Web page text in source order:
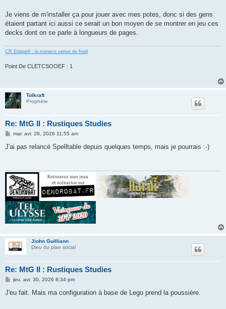
Je viens de m'installer ça pour jouer avec mes potes, donc si des gens
étaient partant ici aussi ce serait un bon moyen de se montrer en jeu ces
decks dont on se parle à longueurs de pages.
CR Epique6 : la menace venue du froid
Point De CLETCSOOEF : 1
Tolkraft
Prophète
Re: MtG II : Rustiques Studies
M
s
mar. avr. 28, 2026 11:55 am
J'ai pas relancé Spelltable depuis quelques temps, mais je pourrais :-)
Jiohn Guilliann
Dieu du plan social
Re: MtG II : Rustiques Studies
M
s
jeu. avr. 30, 2026 8:34 pm
J'eu fait. Mais ma configuration à base de Lego prend la poussière.